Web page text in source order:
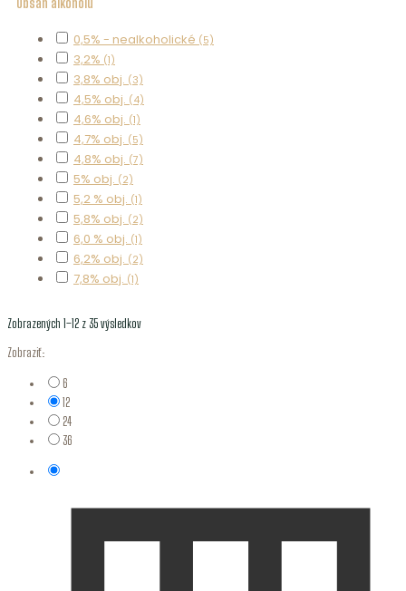
Obsah alkoholu
0,5% - nealkoholické (5)
3,2% (1)
3,8% obj. (3)
4,5% obj. (4)
4,6% obj. (1)
4,7% obj. (5)
4,8% obj. (7)
5% obj. (2)
5,2 % obj. (1)
5,8% obj. (2)
6,0 % obj. (1)
6,2% obj. (2)
7,8% obj. (1)
Zobrazených 1–12 z 35 výsledkov
Zobraziť:
6
12
24
36